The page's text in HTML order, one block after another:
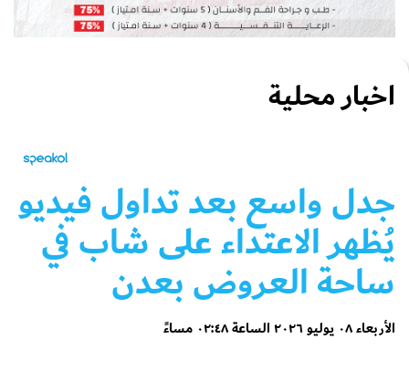
اخبار محلية
جدل واسع بعد تداول فيديو
يُظهر الاعتداء على شاب في
ساحة العروض بعدن
الأربعاء ٠٨ يوليو ٢٠٢٦ الساعة ٠٢:٤٨ مساءً